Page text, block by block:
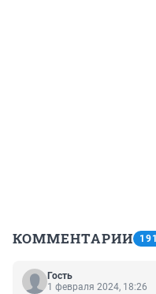
КОММЕНТАРИИ 191
Гость
1 февраля 2024, 18:26